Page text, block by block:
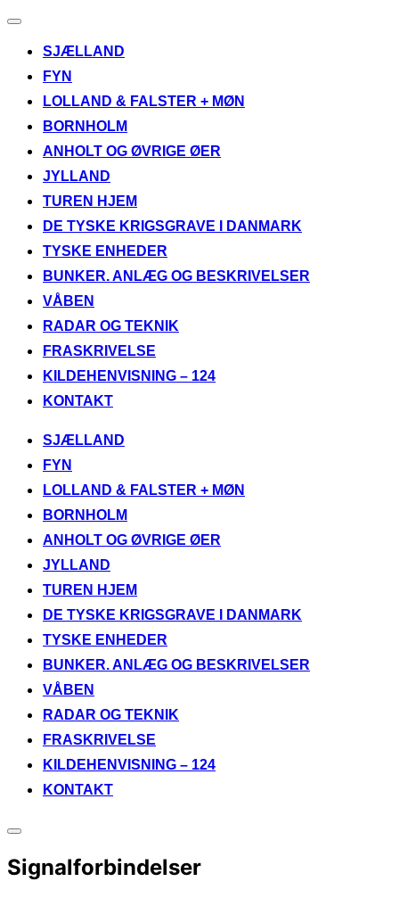
Slå
til/fraSJÆLLAND
FYN
LOLLAND & FALSTER + MØN
BORNHOLM
ANHOLT OG ØVRIGE ØER
JYLLAND
TUREN HJEM
DE TYSKE KRIGSGRAVE I DANMARK
TYSKE ENHEDER
BUNKER. ANLÆG OG BESKRIVELSER
VÅBEN
RADAR OG TEKNIK
FRASKRIVELSE
KILDEHENVISNING – 124
KONTAKT
Videre
indhold
SJÆLLAND
FYN
LOLLAND & FALSTER + MØN
BORNHOLM
ANHOLT OG ØVRIGE ØER
JYLLAND
TUREN HJEM
DE TYSKE KRIGSGRAVE I DANMARK
TYSKE ENHEDER
BUNKER. ANLÆG OG BESKRIVELSER
VÅBEN
RADAR OG TEKNIK
FRASKRIVELSE
KILDEHENVISNING – 124
KONTAKT
Slå
i
sidekolonne
Signalforbindelser